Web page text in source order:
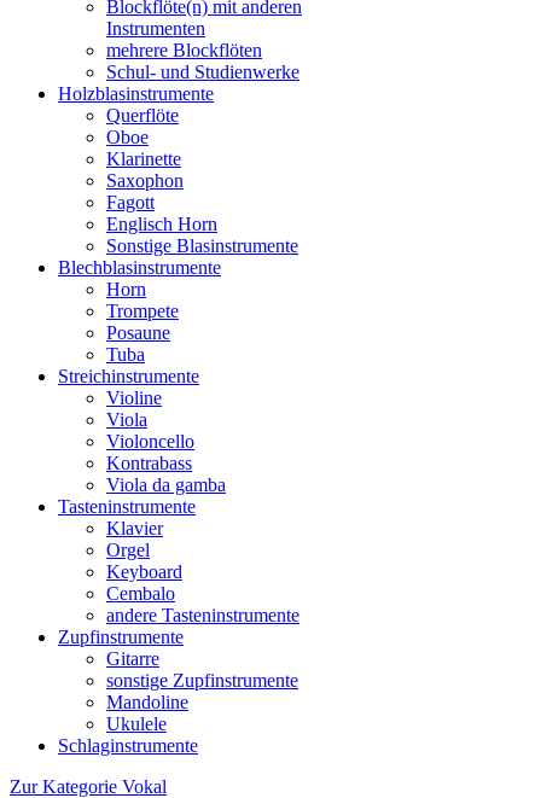
Blockflöte(n) mit anderen
Instrumenten
mehrere Blockflöten
Schul- und Studienwerke
Holzblasinstrumente
Querflöte
Oboe
Klarinette
Saxophon
Fagott
Englisch Horn
Sonstige Blasinstrumente
Blechblasinstrumente
Horn
Trompete
Posaune
Tuba
Streichinstrumente
Violine
Viola
Violoncello
Kontrabass
Viola da gamba
Tasteninstrumente
Klavier
Orgel
Keyboard
Cembalo
andere Tasteninstrumente
Zupfinstrumente
Gitarre
sonstige Zupfinstrumente
Mandoline
Ukulele
Schlaginstrumente
Zur Kategorie Vokal